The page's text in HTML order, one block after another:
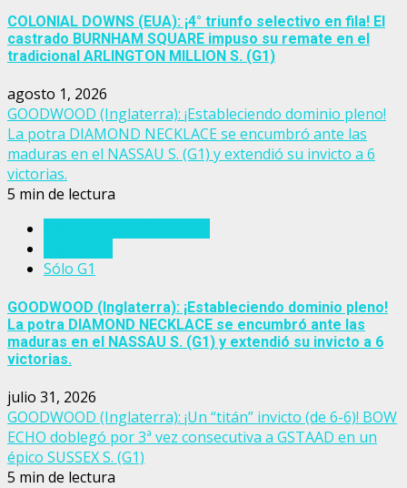
COLONIAL DOWNS (EUA): ¡4° triunfo selectivo en fila! El
castrado BURNHAM SQUARE impuso su remate en el
tradicional ARLINGTON MILLION S. (G1)
agosto 1, 2026
GOODWOOD (Inglaterra): ¡Estableciendo dominio pleno!
La potra DIAMOND NECKLACE se encumbró ante las
maduras en el NASSAU S. (G1) y extendió su invicto a 6
victorias.
5 min de lectura
Sólo G1
GOODWOOD (Inglaterra): ¡Estableciendo dominio pleno!
La potra DIAMOND NECKLACE se encumbró ante las
maduras en el NASSAU S. (G1) y extendió su invicto a 6
victorias.
julio 31, 2026
GOODWOOD (Inglaterra): ¡Un “titán” invicto (de 6-6)! BOW
ECHO doblegó por 3ª vez consecutiva a GSTAAD en un
épico SUSSEX S. (G1)
5 min de lectura